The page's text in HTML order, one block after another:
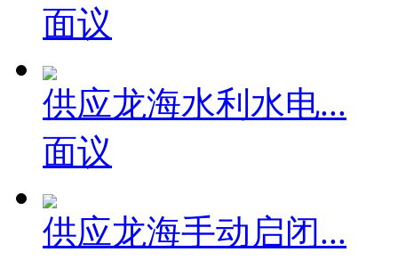
面议
供应龙海水利水电...
面议
供应龙海手动启闭...